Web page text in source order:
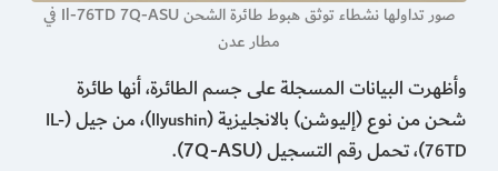
صور تداولها نشطاء توثق هبوط طائرة الشحن Il-76TD 7Q-ASU في
مطار عدن
وأظهرت البيانات المسجلة على جسم الطائرة، أنها طائرة
شحن من نوع (إليوشن) بالانجليزية (Ilyushin)، من جيل (IL-
76TD)، تحمل رقم التسجيل (7Q-ASU).